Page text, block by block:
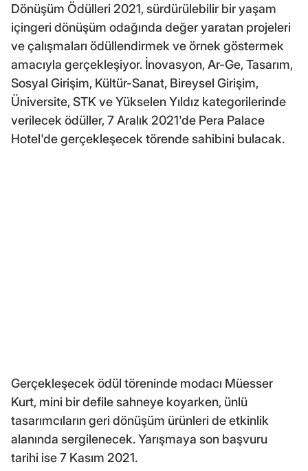
Dönüşüm Ödülleri 2021, sürdürülebilir bir yaşam
içingeri dönüşüm odağında değer yaratan projeleri
ve çalışmaları ödüllendirmek ve örnek göstermek
amacıyla gerçekleşiyor. İnovasyon, Ar-Ge, Tasarım,
Sosyal Girişim, Kültür-Sanat, Bireysel Girişim,
Üniversite, STK ve Yükselen Yıldız kategorilerinde
verilecek ödüller, 7 Aralık 2021'de Pera Palace
Hotel'de gerçekleşecek törende sahibini bulacak.
Gerçekleşecek ödül töreninde modacı Müesser
Kurt, mini bir defile sahneye koyarken, ünlü
tasarımcıların geri dönüşüm ürünleri de etkinlik
alanında sergilenecek. Yarışmaya son başvuru
tarihi ise 7 Kasım 2021.